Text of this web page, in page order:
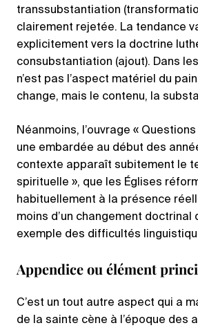
transsubstantiation
clairement rejetée. La tendance
explicitement vers la doctrine
consubstantiation (ajout). Dans
n’est pas l’aspect matériel du
change, mais le contenu, la
Néanmoins, l’ouvrage «
une embardée au début des
contexte apparaît subitement le
spirituelle », que les Églises
habituellement à la présence
moins d’un changement doctrinal
exemple des difficultés
Appendice ou élément
C’est un tout autre aspect qui a
de la sainte cène à l’époque des